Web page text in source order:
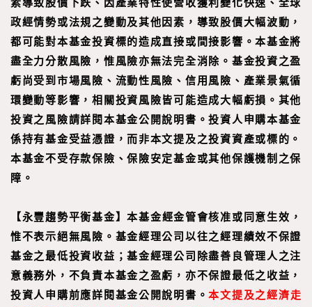
政經情勢或法規之變動及其他因素，導致股價大幅波動，
都可能對本基金投資標的造成直接或間接影響。本基金將
盡全力分散風險，惟風險亦無法完全消除。基金投資之盈
虧尚受到市場風險、流動性風險、信用風險、產業景氣循
環變動等影響，相關投資風險皆可能造成大幅虧損。其他
投資之風險請詳閱本基金公開說明書。投資人申購本基金
係持有基金受益憑證，而非本文提及之投資資產或標的。
本基金不受存款保險、保險安定基金或其他保護機制之保
障。
【永豐趨勢平衡基金】本基金經金管會核准或同意生效，
惟不表示絕無風險。基金經理公司以往之經理績效不保證
基金之最低投資收益；基金經理公司除盡善良管理人之注
意義務外，不負責本基金之盈虧，亦不保證最低之收益，
投資人申購前應詳閱基金公開說明書。本文提及之經濟走